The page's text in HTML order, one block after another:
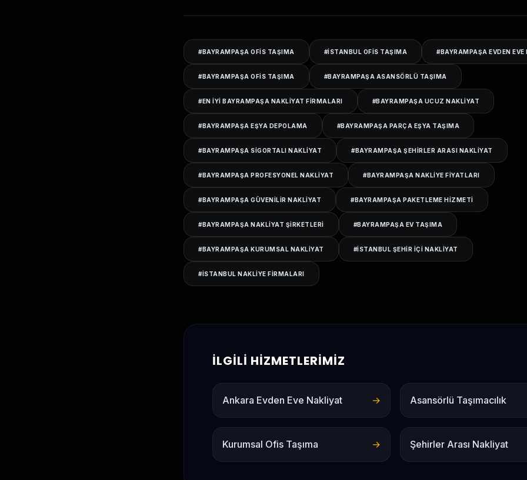
#BAYRAMPAŞA OFIS TAŞIMA #ISTANBUL OFIS TAŞIMA #BAYRAMPAŞA EVDEN
#BAYRAMPAŞA OFIS TAŞIMA #BAYRAMPAŞA ASANSÖRLÜ TAŞIMA
#EN IYI BAYRAMPAŞA NAKLIYAT FIRMALARI #BAYRAMPAŞA UCUZ NAKLIYAT
#BAYRAMPAŞA EŞYA DEPOLAMA #BAYRAMPAŞA PARÇA EŞYA TAŞIMA
#BAYRAMPAŞA SIGORTALI NAKLIYAT #BAYRAMPAŞA ŞEHIRLER ARASI NAKLIYAT
#BAYRAMPAŞA PROFESYONEL NAKLIYAT #BAYRAMPAŞA NAKLIYE FIYATLARI
#BAYRAMPAŞA GÜVENILIR NAKLIYAT #BAYRAMPAŞA PAKETLEME HIZMETI
#BAYRAMPAŞA NAKLIYAT ŞIRKETLERI #BAYRAMPAŞA EV TAŞIMA
#BAYRAMPAŞA KURUMSAL NAKLIYAT #ISTANBUL ŞEHIR IÇI NAKLIYAT
#ISTANBUL NAKLIYE FIRMALARI
İLGILI HIZMETLERIMIZ
Ankara Evden Eve Nakliyat → Asansörlü Taşımacılık
Kurumsal Ofis Taşıma → Şehirler Arası Nakliyat